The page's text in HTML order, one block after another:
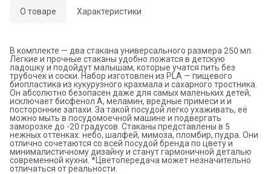
О товаре Характеристики
В комплекте — два стакана универсального размера 250 мл.
Лёгкие и прочные стаканы удобно ложатся в детскую
ладошку и подойдут малышам, которые учатся пить без
трубочек и соски. Набор изготовлен из PLA — пищевого
биопластика из кукурузного крахмала и сахарного тростника.
Он абсолютно безопасен даже для самых маленьких детей,
исключает бисфенол А, меламин, вредные примеси и и
посторонние запахи. За такой посудой легко ухаживать, её
можно мыть в посудомоечной машине и подвергать
заморозке до -20 градусов. Стаканы представлены в 5
нежных оттенках: небо, шалфей, мимоза, пломбир, пудра. Они
отлично сочетаются со всей посудой бренда по цвету и
минималистичному дизайну и станут гармоничной деталью
современной кухни. *Цветопередача может незначительно
отличаться от реальности.